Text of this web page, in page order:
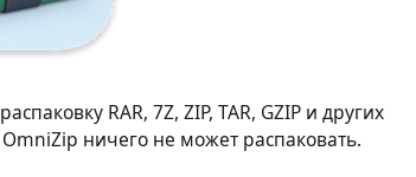
RAR, 7Z, ZIP, TAR, GZIP и других
ничего не может распаковать.